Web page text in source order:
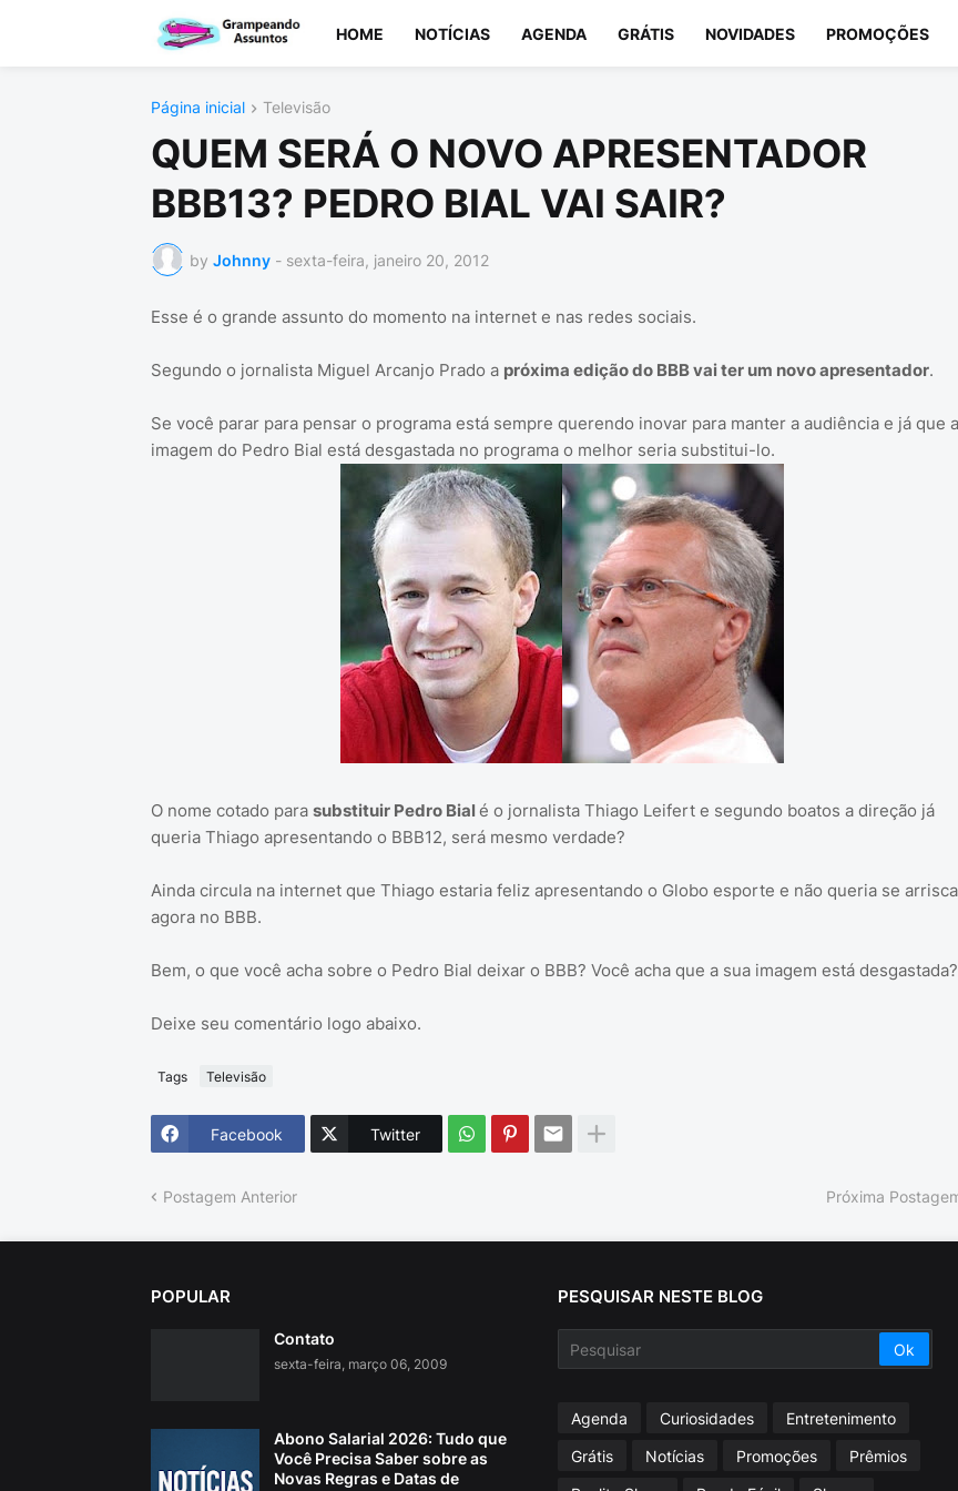
HOME NOTÍCIAS AGENDA GRÁTIS NOVIDADES PROMOÇÕES
Página inicial Televisão
QUEM SERÁ O NOVO APRESENTADOR
BBB13? PEDRO BIAL VAI SAIR?
by Johnny - sexta-feira, janeiro 20, 2012
Esse é o grande assunto do momento na internet e nas redes sociais.
Segundo o jornalista Miguel Arcanjo Prado a próxima edição do BBB vai ter um novo apresentador.
Se você parar para pensar o programa está sempre querendo inovar para manter a audiência e já que a
imagem do Pedro Bial está desgastada no programa o melhor seria substitui-lo.
O nome cotado para substituir Pedro Bialé o jornalista Thiago Leifert e segundo boatos a direção já
queria Thiago apresentando o BBB12, será mesmo verdade?
Ainda circula na internet que Thiago estaria feliz apresentando o Globo esporte e não queria se
agora no BBB.
Bem, o que você acha sobre o Pedro Bial deixar o BBB? Você acha que a sua imagem está desgastada?
Deixe seu comentário logo abaixo.
Tags Televisão
Facebook Twitter
Postagem Anterior Próxima
POPULAR
Contato
sexta-feira, março 06, 2009
Abono Salarial 2026: Tudo que
Você Precisa Saber sobre as
Novas Regras e Datas de
PESQUISAR NESTE BLOG
Agenda Curiosidades
Entretenimento
Grátis
Notícias Promoções
Prêmios